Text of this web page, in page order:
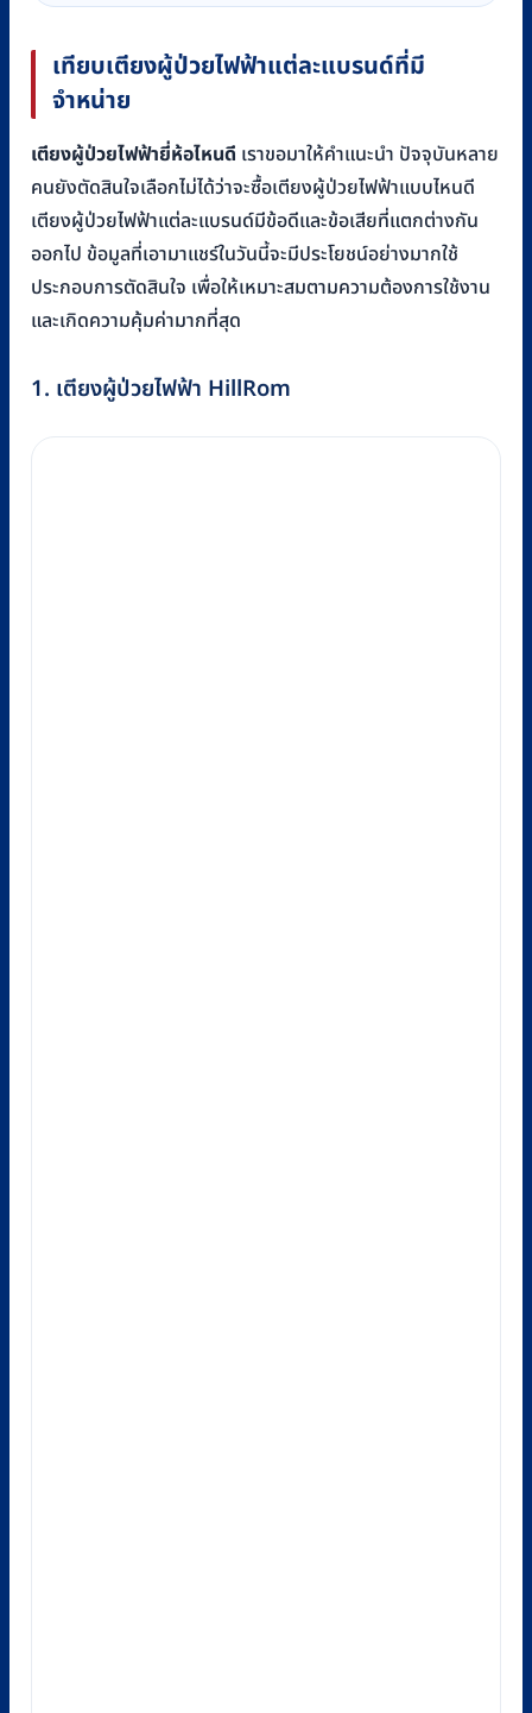
เทียบเตียงผู้ป่วยไฟฟ้าแต่ละแบรนด์ที่มี
จำหน่าย
เตียงผู้ป่วยไฟฟ้ายี่ห้อไหนดี เราขอมาให้คำแนะนำ ปัจจุบันหลาย
คนยังตัดสินใจเลือกไม่ได้ว่าจะซื้อเตียงผู้ป่วยไฟฟ้าแบบไหนดี
เตียงผู้ป่วยไฟฟ้าแต่ละแบรนด์มีข้อดีและข้อเสียที่แตกต่างกัน
ออกไป ข้อมูลที่เอามาแชร์ในวันนี้จะมีประโยชน์อย่างมากใช้
ประกอบการตัดสินใจ เพื่อให้เหมาะสมตามความต้องการใช้งาน
และเกิดความคุ้มค่ามากที่สุด
1. เตียงผู้ป่วยไฟฟ้า HillRom